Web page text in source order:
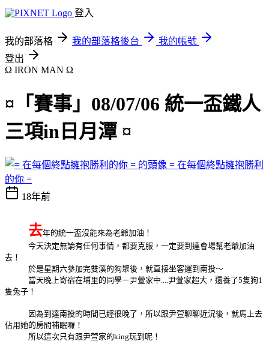
登入
我的部落格 我的部落格後台
我的帳號
登出
Ω IRON MAN Ω
¤「賽事」08/07/06 統一盃鐵人
三項in日月潭 ¤
= 在每個終點擁抱勝利
的你 =
18年前
去年的統一盃沒能來為老爺加油！
今天決定無論有任何事情，都要克服，一定要到達會場幫老爺加油
去！
於是星期六參加完雙溪的狗聚後，就直接坐客運到南投～
當天晚上寄宿在埔里的同學－尹萱家中....尹萱家超大，還養了5隻狗1
隻兔子！
因為到達南投的時間已經很晚了，所以跟尹萱聊聊近況後，就馬上去
佔用她的房間補眠囉！
所以這次只有跟尹萱家的king玩到呢！